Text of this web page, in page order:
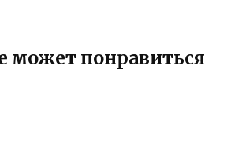
может понравиться